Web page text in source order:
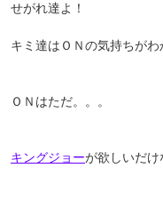
せがれ達よ！
キミ達はＯＮの気持ちがわ
ＯＮはただ。。。
キングジョーが欲しいだけ